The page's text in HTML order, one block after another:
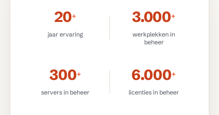
20+
jaar ervaring
3.000+
werkplekken in
beheer
300+
servers in beheer
6.000+
licenties in beheer